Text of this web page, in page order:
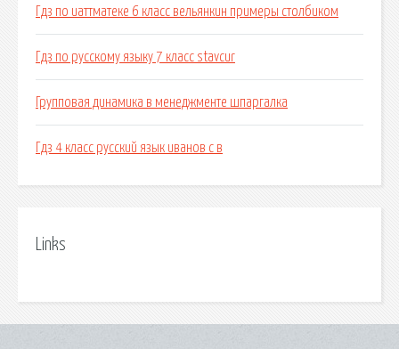
Гдз по иаттматеке 6 класс вельянкин примеры столбиком
Гдз по русскому языку 7 класс stavcur
Групповая динамика в менеджменте шпаргалка
Гдз 4 класс русский язык иванов с в
Links